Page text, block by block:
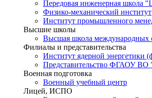
Передовая инженерная школа
Физико-механический институт
Институт промышленного
Высшие школы
Высшая школа международных
Филиалы и представительства
Институт ядерной
Представительство ФГАОУ
Военная подготовка
Военный учебный центр
Лицей, ИСПО